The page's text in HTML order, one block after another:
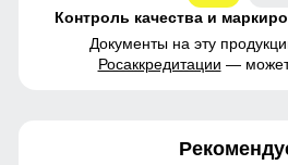
Контроль качества и
Документы на эту
Росаккредитации —